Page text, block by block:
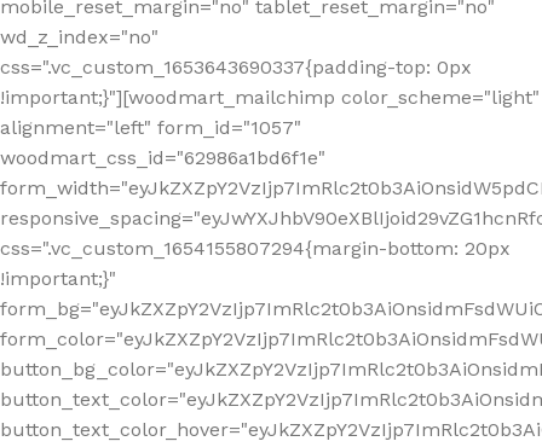
mobile_reset_margin="no" tablet_reset_margin="no"
wd_z_index="no"
css=".vc_custom_1653643690337{padding-top: 0px
!important;}"][woodmart_mailchimp color_scheme="light"
alignment="left" form_id="1057"
woodmart_css_id="62986a1bd6f1e"
css=".vc_custom_1654155807294{margin-bottom: 20px
!important;}"